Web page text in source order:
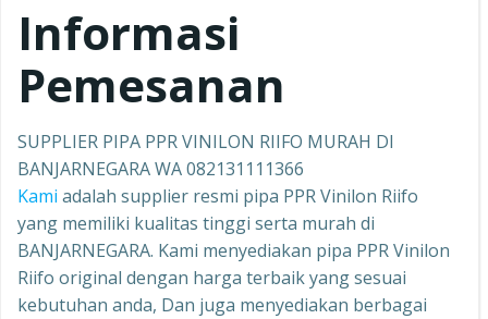
Informasi
Pemesanan
SUPPLIER PIPA PPR VINILON RIIFO MURAH DI
BANJARNEGARA WA 082131111366
Kami adalah supplier resmi pipa PPR Vinilon Riifo
yang memiliki kualitas tinggi serta murah di
BANJARNEGARA. Kami menyediakan pipa PPR Vinilon
Riifo original dengan harga terbaik yang sesuai
kebutuhan anda, Dan juga menyediakan berbagai